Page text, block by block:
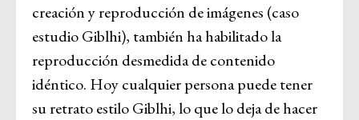
creación y reproducción de imágenes (caso
estudio Giblhi), también ha habilitado la
reproducción desmedida de contenido
idéntico. Hoy cualquier persona puede tener
su retrato estilo Giblhi, lo que lo deja de hacer